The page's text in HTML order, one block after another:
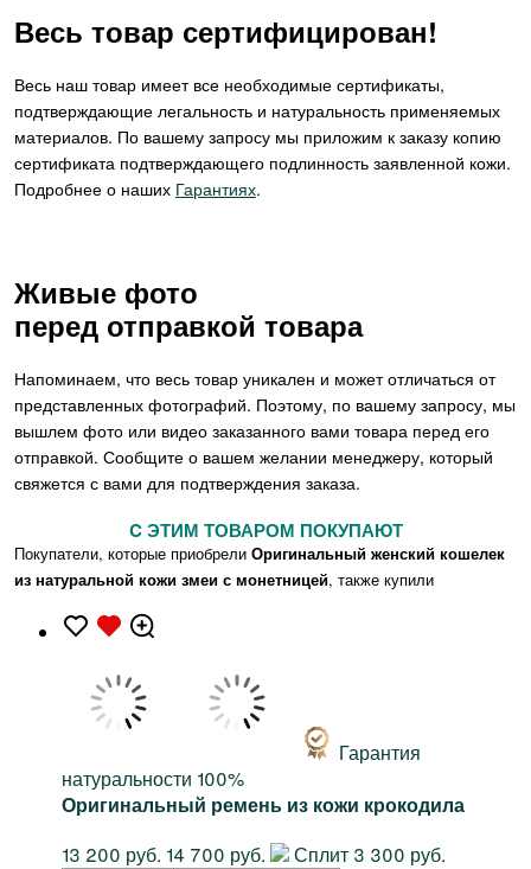
Весь товар сертифицирован!
Весь наш товар имеет все необходимые сертификаты,
подтверждающие легальность и натуральность применяемых
материалов. По вашему запросу мы приложим к заказу копию
сертификата подтверждающего подлинность заявленной кожи.
Подробнее о наших Гарантиях.
Живые фото
перед отправкой товара
Напоминаем, что весь товар уникален и может отличаться от
представленных фотографий. Поэтому, по вашему запросу, мы
вышлем фото или видео заказанного вами товара перед его
отправкой. Сообщите о вашем желании менеджеру, который
свяжется с вами для подтверждения заказа.
C ЭТИМ ТОВАРОМ ПОКУПАЮТ
Покупатели, которые приобрели Оригинальный женский кошелек
из натуральной кожи змеи с монетницей, также купили
Гарантия
натуральности 100%
Оригинальный ремень из кожи крокодила
13 200 руб. 14 700 руб.
Сплит 3 300 руб.